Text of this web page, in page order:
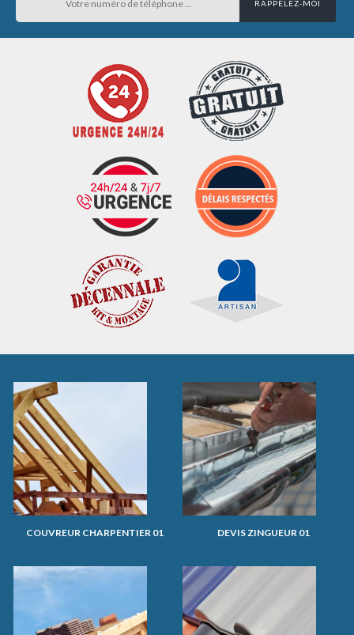
COUVREUR CHARPENTIER 01 DEVIS ZINGUEUR 01